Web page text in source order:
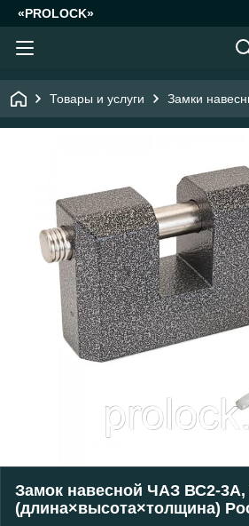
«PROLOCK»
Товары и услуги Замки
Замок навесной ЧАЗ ВС2-3А,
(длина×высота×толщина)